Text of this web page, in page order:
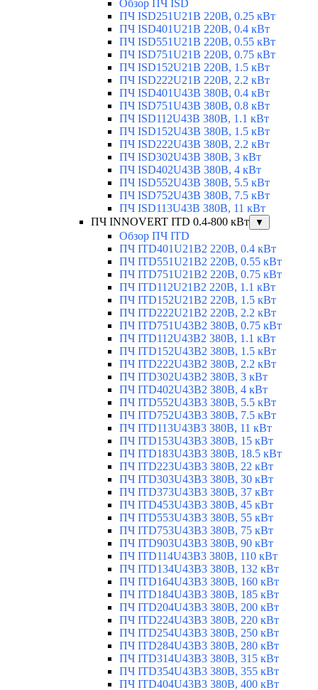
Обзор ПЧ ISD
ПЧ ISD251U21B 220В, 0.25 кВт
ПЧ ISD401U21B 220В, 0.4 кВт
ПЧ ISD551U21B 220В, 0.55 кВт
ПЧ ISD751U21B 220В, 0.75 кВт
ПЧ ISD152U21B 220В, 1.5 кВт
ПЧ ISD222U21B 220В, 2.2 кВт
ПЧ ISD401U43B 380В, 0.4 кВт
ПЧ ISD751U43B 380В, 0.8 кВт
ПЧ ISD112U43B 380В, 1.1 кВт
ПЧ ISD152U43B 380В, 1.5 кВт
ПЧ ISD222U43B 380В, 2.2 кВт
ПЧ ISD302U43B 380В, 3 кВт
ПЧ ISD402U43B 380В, 4 кВт
ПЧ ISD552U43B 380В, 5.5 кВт
ПЧ ISD752U43B 380В, 7.5 кВт
ПЧ ISD113U43B 380В, 11 кВт
ПЧ INNOVERT ITD 0.4-800 кВт
▼
Обзор ПЧ ITD
ПЧ ITD401U21B2 220В, 0.4 кВт
ПЧ ITD551U21B2 220В, 0.55 кВт
ПЧ ITD751U21B2 220В, 0.75 кВт
ПЧ ITD112U21B2 220В, 1.1 кВт
ПЧ ITD152U21B2 220В, 1.5 кВт
ПЧ ITD222U21B2 220В, 2.2 кВт
ПЧ ITD751U43B2 380В, 0.75 кВт
ПЧ ITD112U43B2 380В, 1.1 кВт
ПЧ ITD152U43B2 380В, 1.5 кВт
ПЧ ITD222U43B2 380В, 2.2 кВт
ПЧ ITD302U43B2 380В, 3 кВт
ПЧ ITD402U43B2 380В, 4 кВт
ПЧ ITD552U43B3 380В, 5.5 кВт
ПЧ ITD752U43B3 380В, 7.5 кВт
ПЧ ITD113U43B3 380В, 11 кВт
ПЧ ITD153U43B3 380В, 15 кВт
ПЧ ITD183U43B3 380В, 18.5 кВт
ПЧ ITD223U43B3 380В, 22 кВт
ПЧ ITD303U43B3 380В, 30 кВт
ПЧ ITD373U43B3 380В, 37 кВт
ПЧ ITD453U43B3 380В, 45 кВт
ПЧ ITD553U43B3 380В, 55 кВт
ПЧ ITD753U43B3 380В, 75 кВт
ПЧ ITD903U43B3 380В, 90 кВт
ПЧ ITD114U43B3 380В, 110 кВт
ПЧ ITD134U43B3 380В, 132 кВт
ПЧ ITD164U43B3 380В, 160 кВт
ПЧ ITD184U43B3 380В, 185 кВт
ПЧ ITD204U43B3 380В, 200 кВт
ПЧ ITD224U43B3 380В, 220 кВт
ПЧ ITD254U43B3 380В, 250 кВт
ПЧ ITD284U43B3 380В, 280 кВт
ПЧ ITD314U43B3 380В, 315 кВт
ПЧ ITD354U43B3 380В, 355 кВт
ПЧ ITD404U43B3 380В, 400 кВт